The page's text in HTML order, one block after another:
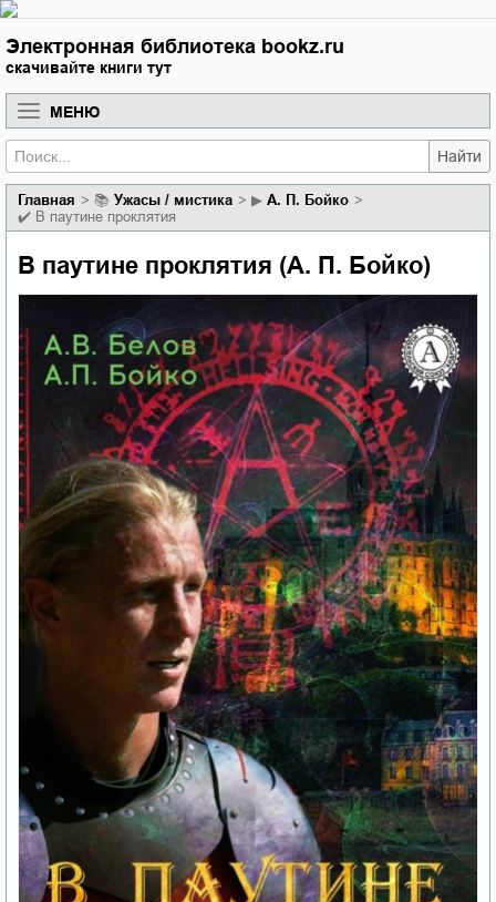
Электронная библиотека bookz.ru
скачивайте книги тут
МЕНЮ
Найти
Главная 📚 ужасы / мистика ▶ А. П. Бойко
✔️ В паутине проклятия
В паутине проклятия (А. П. Бойко)